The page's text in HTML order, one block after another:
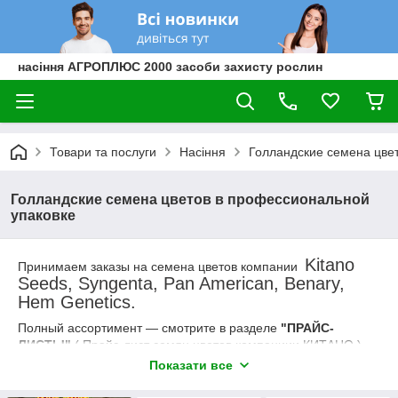
насіння АГРОПЛЮС 2000 засоби захисту рослин
Товари та послуги Насіння Голландские семена
Голландские семена цветов в профессиональной
упаковке
Принимаем заказы на семена цветов компании Kitano
Seeds, Syngenta, Pan American, Benary,
Hem Genetics.
Полный ассортимент ― смотрите в разделе "ПРАЙС-
ЛИСТЫ" ( Прайс-лист семян цветов компаниии КИТАНО )
Удобный способ - заполнить бланк заказа,предварительно
Показати все